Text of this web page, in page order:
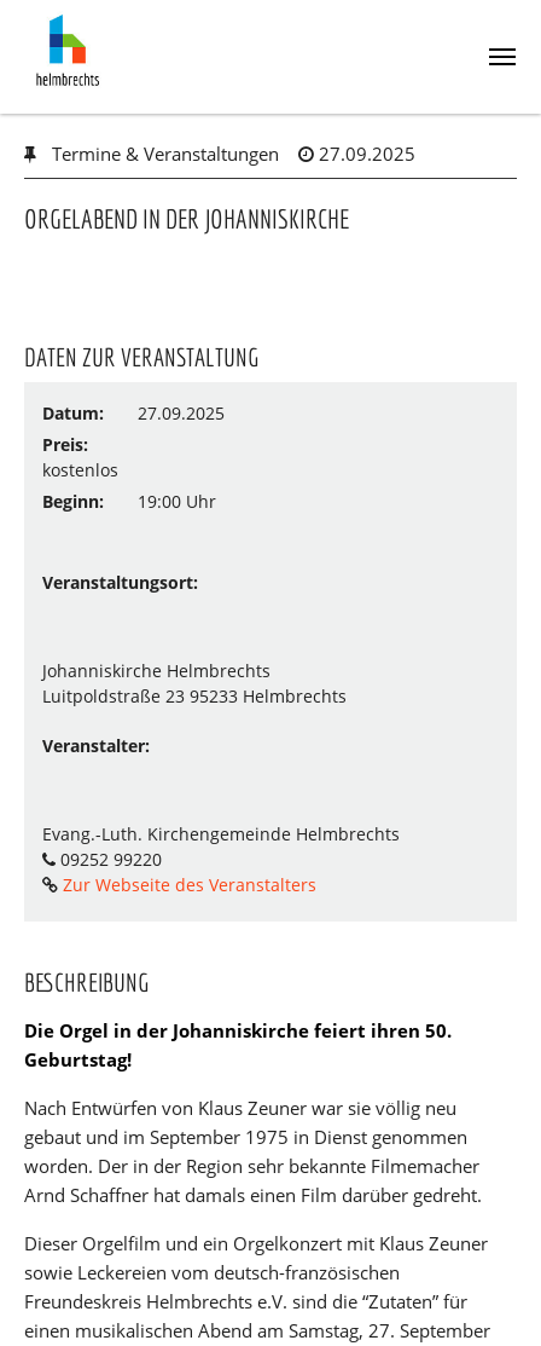
main
content
Termine & Veranstaltungen 27.09.2025
ORGELABEND IN DER JOHANNISKIRCHE
DATEN ZUR VERANSTALTUNG
Datum:
27.09.2025
Preis:
kostenlos
Beginn:
19:00 Uhr
Veranstaltungsort:
Johanniskirche Helmbrechts
Luitpoldstraße 23 95233 Helmbrechts
Veranstalter:
Evang.-Luth. Kirchengemeinde Helmbrechts
09252 99220
Zur Webseite des Veranstalters
BESCHREIBUNG
Die Orgel in der Johanniskirche feiert ihren 50.
Geburtstag!
Nach Entwürfen von Klaus Zeuner war sie völlig neu
gebaut und im September 1975 in Dienst genommen
worden. Der in der Region sehr bekannte Filmemacher
Arnd Schaffner hat damals einen Film darüber gedreht.
Dieser Orgelfilm und ein Orgelkonzert mit Klaus Zeuner
sowie Leckereien vom deutsch-französischen
Freundeskreis Helmbrechts e.V. sind die “Zutaten” für
einen musikalischen Abend am Samstag, 27. September